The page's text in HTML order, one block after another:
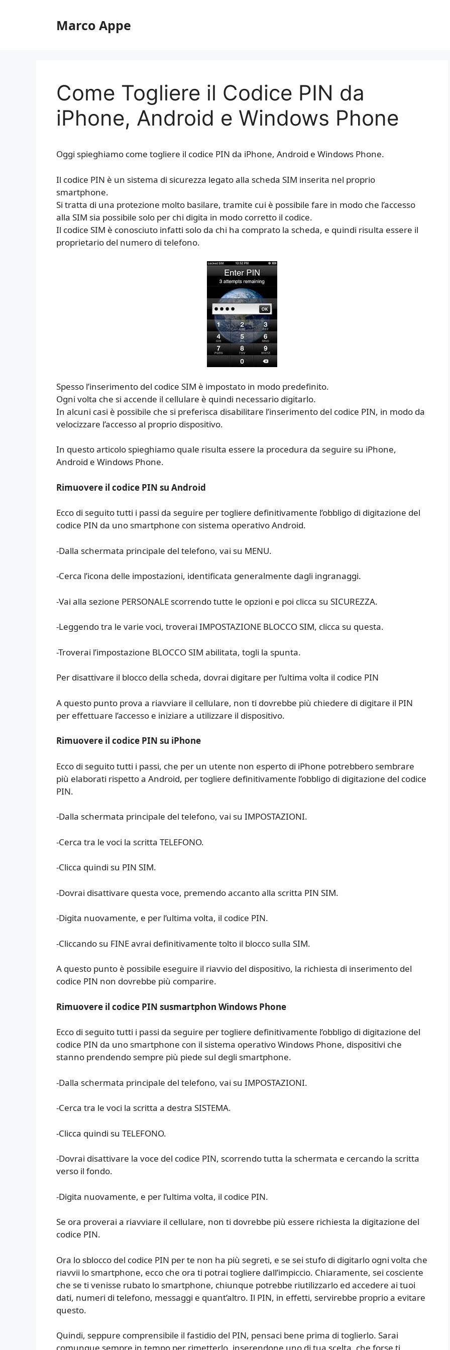
Marco Appe
Come Togliere il Codice PIN da
iPhone, Android e Windows Phone
Oggi spieghiamo come togliere il codice PIN da iPhone, Android e Windows Phone.
Il codice PIN è un sistema di sicurezza legato alla scheda SIM inserita nel proprio
smartphone.
Si tratta di una protezione molto basilare, tramite cui è possibile fare in modo che l’accesso
alla SIM sia possibile solo per chi digita in modo corretto il codice.
Il codice SIM è conosciuto infatti solo da chi ha comprato la scheda, e quindi risulta essere il
proprietario del numero di telefono.
Spesso l’inserimento del codice SIM è impostato in modo predefinito.
Ogni volta che si accende il cellulare è quindi necessario digitarlo.
In alcuni casi è possibile che si preferisca disabilitare l’inserimento del codice PIN, in modo da
velocizzare l’accesso al proprio dispositivo.
In questo articolo spieghiamo quale risulta essere la procedura da seguire su iPhone,
Android e Windows Phone.
Rimuovere il codice PIN su Android
Ecco di seguito tutti i passi da seguire per togliere definitivamente l’obbligo di digitazione del
codice PIN da uno smartphone con sistema operativo Android.
-Dalla schermata principale del telefono, vai su MENU.
-Cerca l’icona delle impostazioni, identificata generalmente dagli ingranaggi.
-Vai alla sezione PERSONALE scorrendo tutte le opzioni e poi clicca su SICUREZZA.
-Leggendo tra le varie voci, troverai IMPOSTAZIONE BLOCCO SIM, clicca su questa.
-Troverai l’impostazione BLOCCO SIM abilitata, togli la spunta.
Per disattivare il blocco della scheda, dovrai digitare per l’ultima volta il codice PIN
A questo punto prova a riavviare il cellulare, non ti dovrebbe più chiedere di digitare il PIN
per effettuare l’accesso e iniziare a utilizzare il dispositivo.
Rimuovere il codice PIN su iPhone
Ecco di seguito tutti i passi, che per un utente non esperto di iPhone potrebbero sembrare
più elaborati rispetto a Android, per togliere definitivamente l’obbligo di digitazione del codice
PIN.
-Dalla schermata principale del telefono, vai su IMPOSTAZIONI.
-Cerca tra le voci la scritta TELEFONO.
-Clicca quindi su PIN SIM.
-Dovrai disattivare questa voce, premendo accanto alla scritta PIN SIM.
-Digita nuovamente, e per l’ultima volta, il codice PIN.
-Cliccando su FINE avrai definitivamente tolto il blocco sulla SIM.
A questo punto è possibile eseguire il riavvio del dispositivo, la richiesta di inserimento del
codice PIN non dovrebbe più comparire.
Rimuovere il codice PIN susmartphon Windows Phone
Ecco di seguito tutti i passi da seguire per togliere definitivamente l’obbligo di digitazione del
codice PIN da uno smartphone con il sistema operativo Windows Phone, dispositivi che
stanno prendendo sempre più piede sul degli smartphone.
-Dalla schermata principale del telefono, vai su IMPOSTAZIONI.
-Cerca tra le voci la scritta a destra SISTEMA.
-Clicca quindi su TELEFONO.
-Dovrai disattivare la voce del codice PIN, scorrendo tutta la schermata e cercando la scritta
verso il fondo.
-Digita nuovamente, e per l’ultima volta, il codice PIN.
Se ora proverai a riavviare il cellulare, non ti dovrebbe più essere richiesta la digitazione del
codice PIN.
Ora lo sblocco del codice PIN per te non ha più segreti, e se sei stufo di digitarlo ogni volta che
riavvii lo smartphone, ecco che ora ti potrai togliere dall’impiccio. Chiaramente, sei cosciente
che se ti venisse rubato lo smartphone, chiunque potrebbe riutilizzarlo ed accedere ai tuoi
dati, numeri di telefono, messaggi e quant’altro. Il PIN, in effetti, servirebbe proprio a evitare
questo.
Quindi, seppure comprensibile il fastidio del PIN, pensaci bene prima di toglierlo. Sarai